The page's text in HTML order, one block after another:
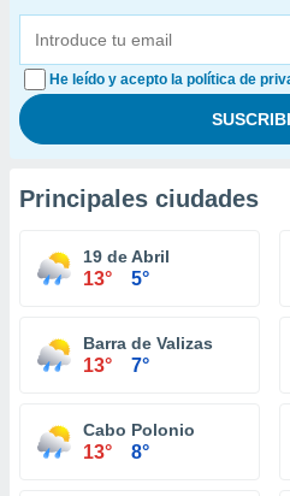
He leído y acepto la política de
Principales ciudades
19 de Abril
13° 5°
Barra de Valizas
13° 7°
Cabo Polonio
13° 8°